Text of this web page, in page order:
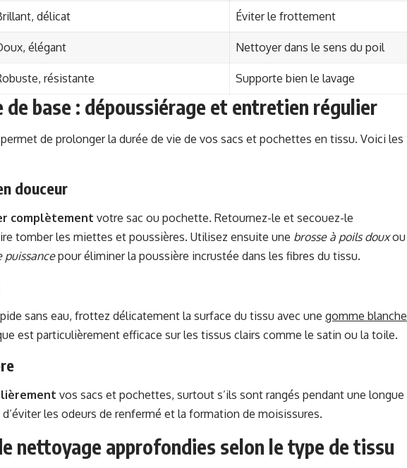
délicat Éviter le frottement
élégant Nettoyer dans le sens du poil
résistante Supporte bien le lavage
de base : dépoussiérage et entretien régulier
de prolonger la durée de vie de vos sacs et pochettes en tissu. Voici les
douceur
complètement votre sac ou pochette. Retournez-le et secouez-le
tomber les miettes et poussières. Utilisez ensuite une brosse à poils douxou
puissancepour éliminer la poussière incrustée dans les fibres du tissu.
sans eau, frottez délicatement la surface du tissu avec une gomme blanche
est particulièrement efficace sur les tissus clairs comme le satin ou la toile.
vos sacs et pochettes, surtout s’ils sont rangés pendant une longue
les odeurs de renfermé et la formation de moisissures.
nettoyage approfondies selon le type de tissu